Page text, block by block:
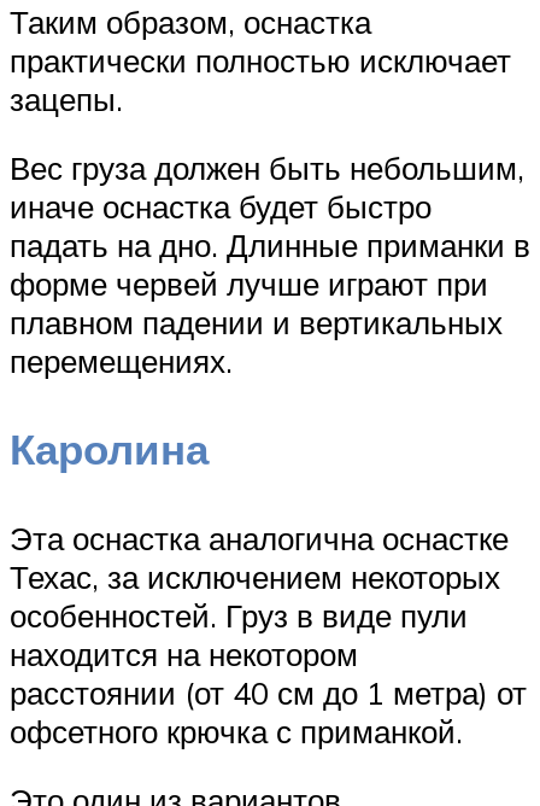
Таким образом, оснастка
практически полностью исключает
зацепы.
Вес груза должен быть небольшим,
иначе оснастка будет быстро
падать на дно. Длинные приманки в
форме червей лучше играют при
плавном падении и вертикальных
перемещениях.
Каролина
Эта оснастка аналогична оснастке
Техас, за исключением некоторых
особенностей. Груз в виде пули
находится на некотором
расстоянии (от 40 см до 1 метра) от
офсетного крючка с приманкой.